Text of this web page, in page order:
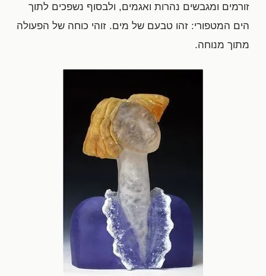
זורמים ומגבשים נהרות ואגמים, ולבסוף נשפכים לתוך
הים המטפורי: זהו טבעם של מים. זוהי כוחה של הפעולה
מתוך מנוחה.